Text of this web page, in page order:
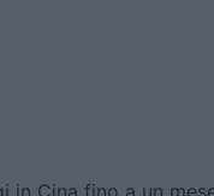
in Cina fino a un